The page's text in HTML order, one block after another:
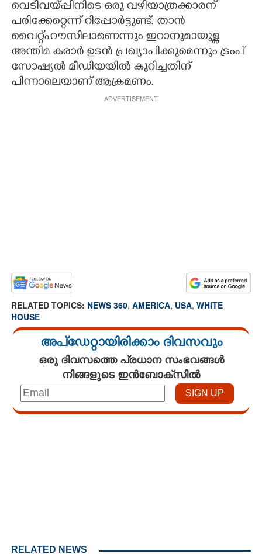
വെടിവയ്പ്പിനിടെ ഒരു വഴിയാത്രക്കാരന്
പരിക്കേറ്റെന്ന് റിപ്പോർട്ടുണ്ട്. താൻ
വൈറ്റ്ഹൗസിലാണെന്നും ഇറാനുമായുള്ള
അന്തിമ കരാർ ഉടൻ പ്രഖ്യാപിക്കുമെന്നും ട്രംപ്
സോഷ്യൽ മീഡിയയിൽ കുറിച്ചതിന്
പിന്നാലെയാണ് ആക്രമണം.
ADVERTISEMENT
RELATED TOPICS: NEWS 360, AMERICA, USA, WHITE
HOUSE
അപ്ഡേറ്റായിരിക്കാം ദിവസവും
ഒരു ദിവസത്തെ പ്രധാന സംഭവങ്ങൾ
നിങ്ങളുടെ ഇൻബോക്സിൽ
RELATED NEWS